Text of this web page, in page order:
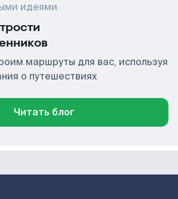
идеями
маршруты для вас, используя
о путешествиях
Читать блог